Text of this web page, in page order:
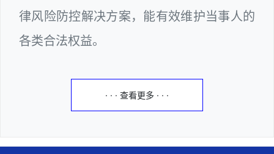
律风险防控解决方案，能有效维护当事人的
各类合法权益。
· · · 查看更多 · · ·